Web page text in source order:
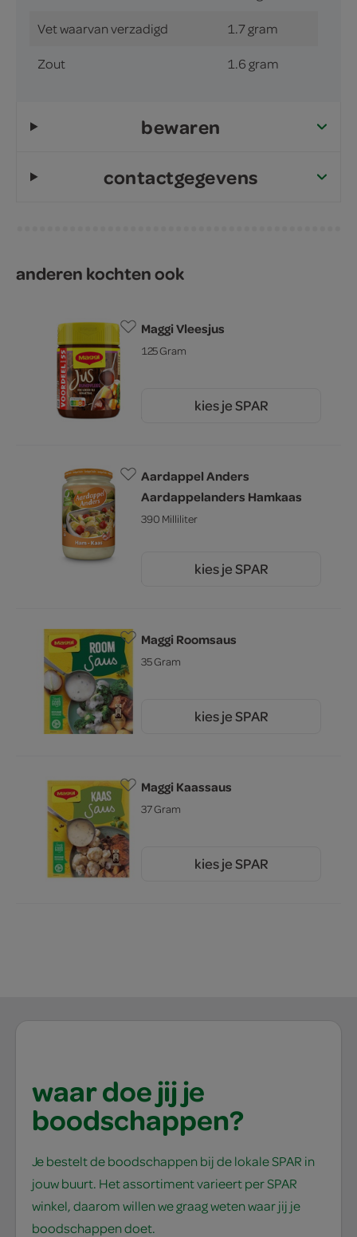
Vet waarvan verzadigd 1.7 gram
Zout 1.6 gram
bewaren
contactgegevens
anderen kochten ook
Maggi Vleesjus
125 Gram
kies je SPAR
Aardappel Anders
Aardappelanders Hamkaas
390 Milliliter
kies je SPAR
Maggi Roomsaus
35 Gram
kies je SPAR
Maggi Kaassaus
37 Gram
kies je SPAR
waar doe jij je
boodschappen?
Je bestelt de boodschappen bij de lokale SPAR in
jouw buurt. Het assortiment varieert per SPAR
winkel, daarom willen we graag weten waar jij je
boodschappen doet.